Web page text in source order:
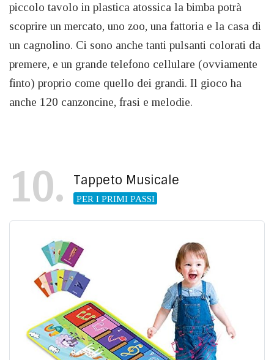
piccolo tavolo in plastica atossica la bimba potrà
scoprire un mercato, uno zoo, una fattoria e la casa di
un cagnolino. Ci sono anche tanti pulsanti colorati da
premere, e un grande telefono cellulare (ovviamente
finto) proprio come quello dei grandi. Il gioco ha
anche 120 canzoncine, frasi e melodie.
10 Tappeto Musicale
PER I PRIMI PASSI